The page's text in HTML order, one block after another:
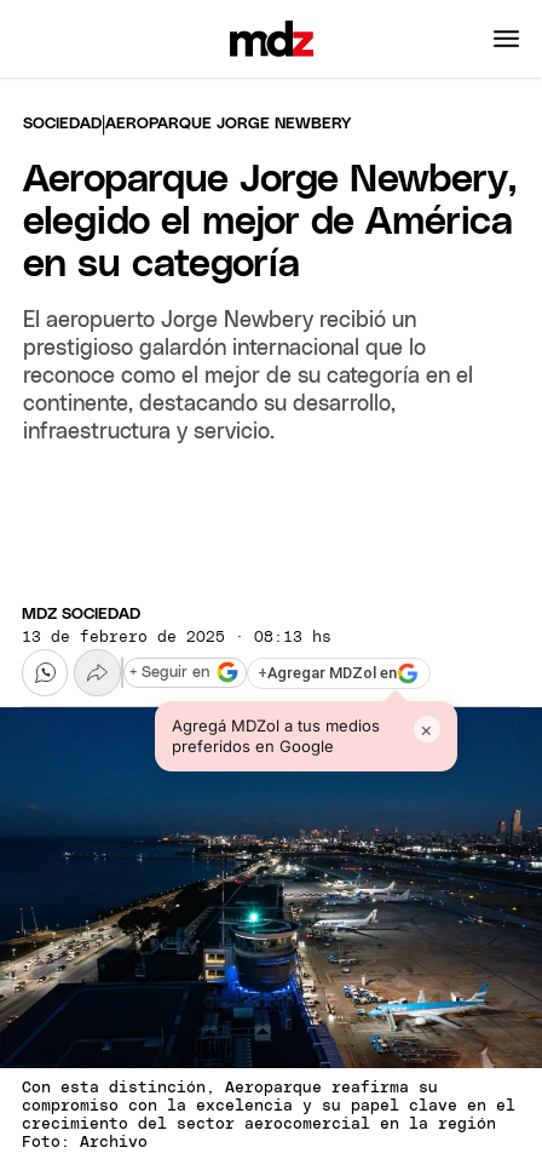
SOCIEDAD |AEROPARQUE JORGE NEWBERY
Aeroparque Jorge Newbery,
elegido el mejor de América
en su categoría
El aeropuerto Jorge Newbery recibió un
prestigioso galardón internacional que lo
reconoce como el mejor de su categoría en el
continente, destacando su desarrollo,
infraestructura y servicio.
MDZ SOCIEDAD
13 de febrero de 2025 · 08:13 hs
+Agregar MDZol en
Agregá MDZol a tus medios
preferidos en Google
×
+ Seguir en
Con esta distinción, Aeroparque reafirma su
compromiso con la excelencia y su papel clave en el
crecimiento del sector aerocomercial en la región
Foto: Archivo